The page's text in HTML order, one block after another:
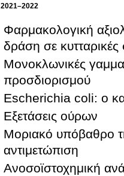
2021–2022
Φαρμακολογική
δράση σε κυτταρικές
Μονοκλωνικές
προσδιορισμού
Escherichia coli: ο
Εξετάσεις ούρων
Μοριακό υπόβαθρο
αντιμετώπιση
Ανοσοϊστοχημική